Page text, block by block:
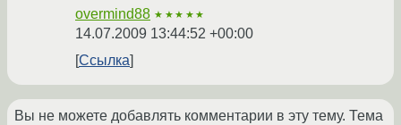
overmind88 ★★★★★
14.07.2009 13:44:52 +00:00
Ссылка
Вы не можете добавлять комментарии в эту тему. Тема